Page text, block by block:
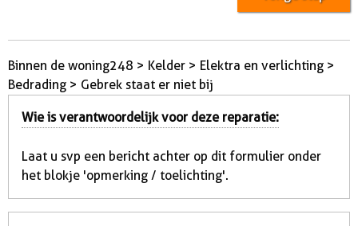
Binnen de woning248 > Kelder > Elektra en verlichting >
Bedrading > Gebrek staat er niet bij
Wie is verantwoordelijk voor deze reparatie:
Laat u svp een bericht achter op dit formulier onder
het blokje 'opmerking / toelichting'.